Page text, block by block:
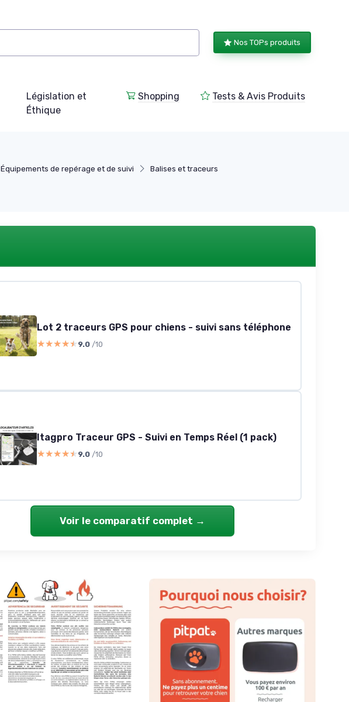
Nos TOPs produits
Législation et
Éthique
Shopping Tests & Avis Produits
Équipements de repérage et de suivi
Balises et traceurs
Lot 2 traceurs GPS pour chiens - suivi sans téléphone
★★★★★
★★★★★ 9.0 /10
Itagpro Traceur GPS - Suivi en Temps Réel (1 pack)
★★★★★
★★★★★ 9.0 /10
Voir le comparatif complet →